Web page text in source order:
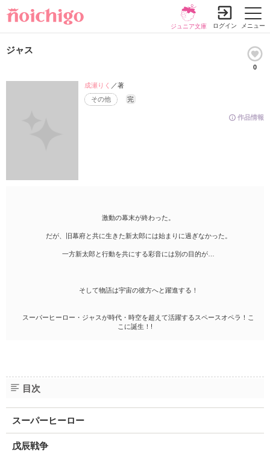
メニュー
ジュニア文庫 ログイン
ジャス
0
作品情報
その他 完
成瀬りく ／著
激動の幕末が終わった。
だが、旧幕府と共に生きた新太郎には始まりに過ぎなかった。
一方新太郎と行動を共にする彩音には別の目的が…
そして物語は宇宙の彼方へと躍進する！
スーパーヒーロー・ジャスが時代・時空を超えて活躍するスペースオペラ！こ
こに誕生！!
目次
スーパーヒーロー
戊辰戦争